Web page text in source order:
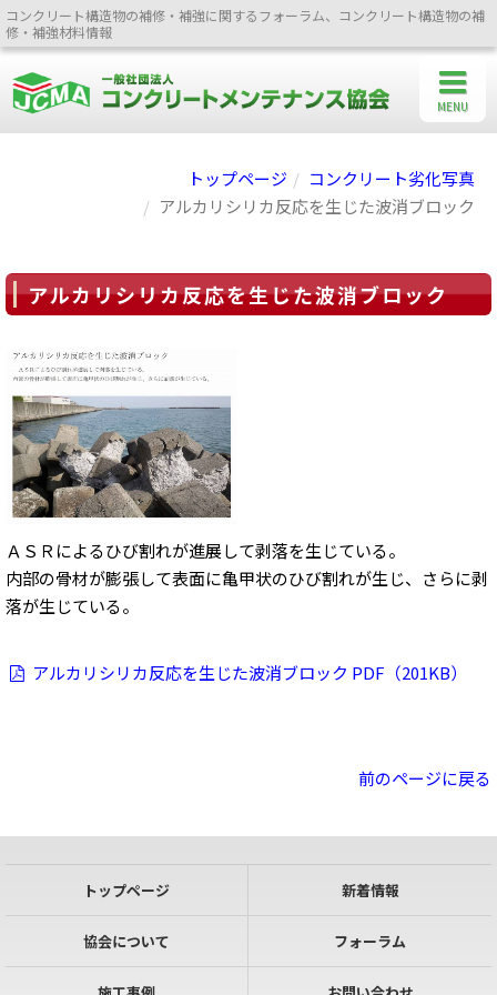
コンクリート構造物の補修・補強に関するフォーラム、コンクリート構造物の補
修・補強材料情報
トップページ
コンクリート劣化写真
アルカリシリカ反応を生じた波消ブロック
アルカリシリカ反応を生じた波消ブロック
ＡＳＲによるひび割れが進展して剥落を生じている。
内部の骨材が膨張して表面に亀甲状のひび割れが生じ、さらに剥
落が生じている。
アルカリシリカ反応を生じた波消ブロック PDF（201KB）
前のページに戻る
トップページ 新着情報
協会について フォーラム
MENU